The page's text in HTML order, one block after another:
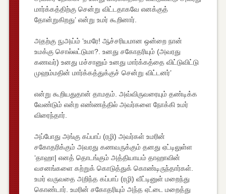
மார்க்கத்திற்கு சென்று விட்டதாகவே எனக்குத்
தோன்றுகிறது’ என்று உமர் கூறினார்.
அதற்கு நுஅய்ம் ‘உமரே! ஆச்சரியமான ஒன்றை நான்
உமக்கு சொல்லட்டுமா?. உனது சகோதரியும் (அவரது
கணவர்) உனது மச்சானும் உனது மார்க்கத்தை விட்டுவிட்டு
முஹம்மதின் மார்க்கத்துக்குச் சென்று விட்டனர்’
என்று கூறியதுதான் தாமதம். அவ்விருவரையும் தண்டிக்க
வேண்டும் என்ற எண்ணத்தில் அவர்களை நோக்கி உமர்
விரைந்தார்.
அப்போது அங்கு கப்பாப் (ரழி) அவர்கள் உமரின்
சகோதரிக்கும் அவரது கணவருக்கும் தனது ஏட்டிலுள்ள
‘தாஹா| எனத் தொடங்கும் அத்தியாயம் தாஹாவின்
வசனங்களை கற்றுக் கொடுத்துக் கொண்டிருந்தார்கள்.
உமர் வருவதை அறிந்த கப்பாப் (ரழி) வீட்டினுள் மறைந்து
கொண்டார். உமரின் சகோதரியும் அந்த ஏட்டை மறைத்து